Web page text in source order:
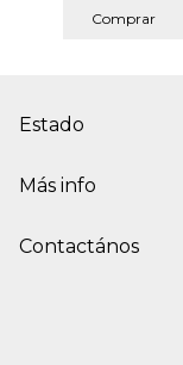
Comprar
Estado
Más info
Contactános